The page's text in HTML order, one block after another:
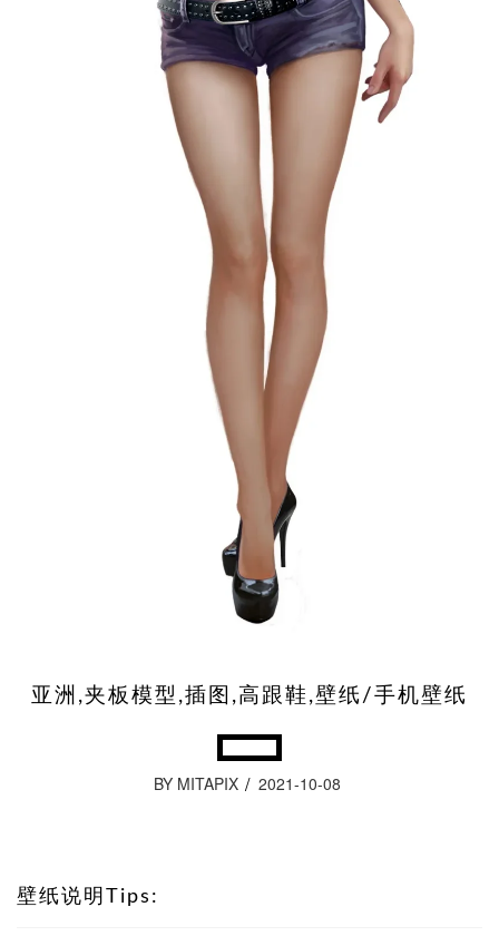
亚洲,夹板模型,插图,高跟鞋,壁纸/手机壁纸
BY MITAPIX 2021-10-08
壁纸说明Tips: